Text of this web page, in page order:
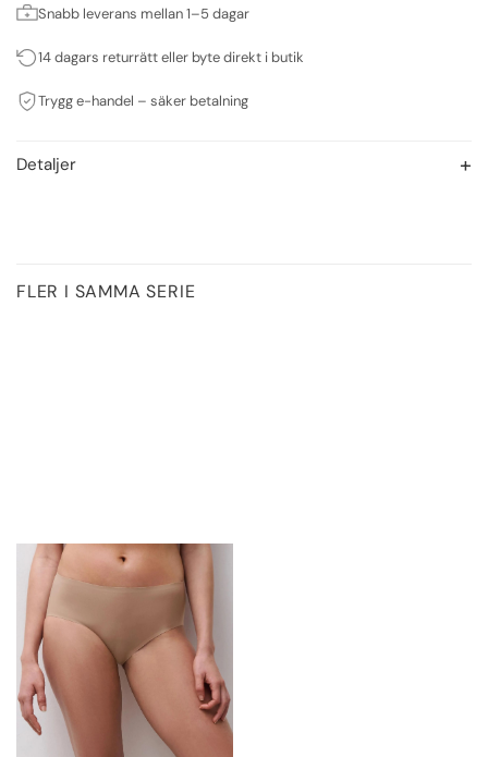
Snabb leverans mellan 1–5 dagar
14 dagars returrätt eller byte direkt i butik
Trygg e-handel – säker betalning
Detaljer
FLER I SAMMA SERIE